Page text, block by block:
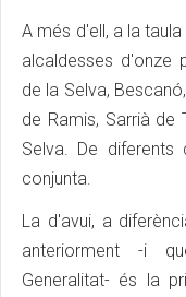
A més d'ell, a la
alcaldesses d'onze
de la Selva,
de Ramis, Sarrià de
Selva. De
conjunta.
La d'avui, a
anteriorment -i
Generalitat- és la